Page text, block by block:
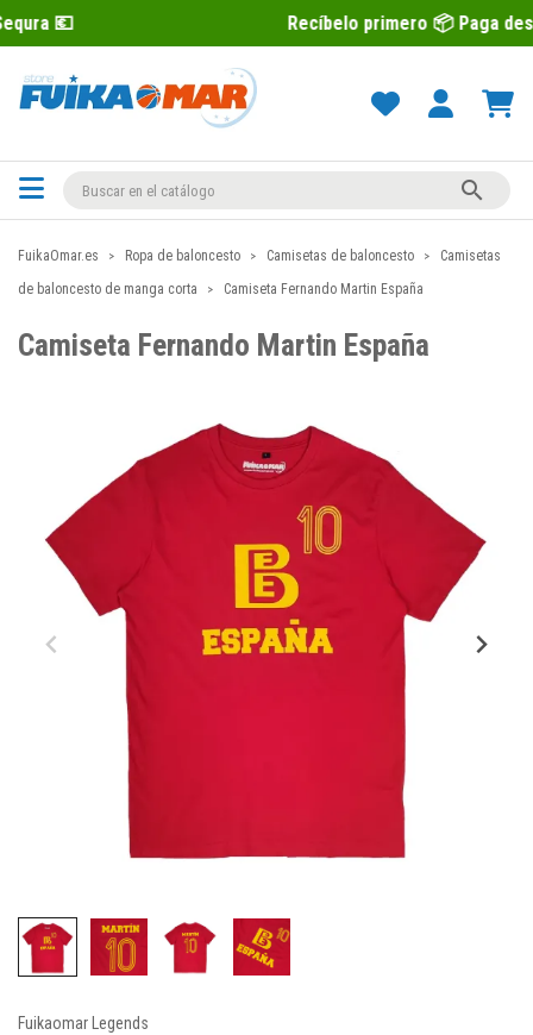
Recíbelo primero 📦 Paga después con

FuikaOmar.es Ropa de baloncesto Camisetas de baloncesto
Camisetas
de baloncesto de manga corta
Camiseta Fernando Martin España
Camiseta Fernando Martin España
Fuikaomar Legends